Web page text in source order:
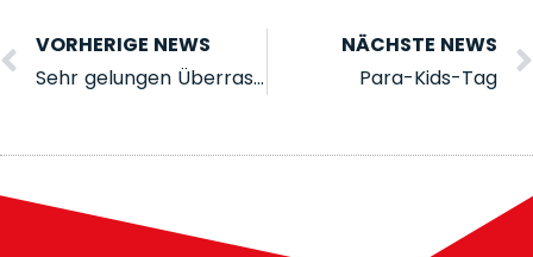
VORHERIGE NEWS
Sehr gelungen Überraschung für Udo Rauhaus während des Turniers.
NÄCHSTE NEWS
Para-Kids-Tag